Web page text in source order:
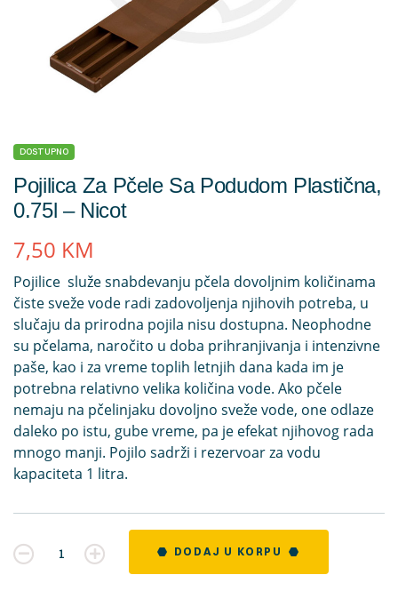
DOSTUPNO
Pojilica Za Pčele Sa Podudom Plastična,
0.75l – Nicot
7,50 KM
Pojilice služe snabdevanju pčela dovoljnim količinama
čiste sveže vode radi zadovoljenja njihovih potreba, u
slučaju da prirodna pojila nisu dostupna. Neophodne
su pčelama, naročito u doba prihranjivanja i intenzivne
paše, kao i za vreme toplih letnjih dana kada im je
potrebna relativno velika količina vode. Ako pčele
nemaju na pčelinjaku dovoljno sveže vode, one odlaze
daleko po istu, gube vreme, pa je efekat njihovog rada
mnogo manji. Pojilo sadrži i rezervoar za vodu
kapaciteta 1 litra.
Kvantitet DODAJ U KORPU